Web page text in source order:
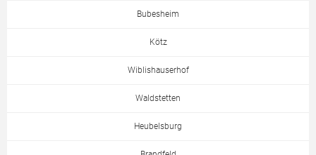
Bubesheim
Kötz
Wiblishauserhof
Waldstetten
Heubelsburg